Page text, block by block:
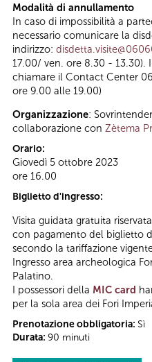
Modalità di annullamento
In caso di impossibilità a
necessario comunicare la
indirizzo:
17.00/ ven. ore 8.30 - 13.30).
chiamare il Contact Center
ore 9.00 alle 19.00)
Organizzazione:
collaborazione con Zètema
Orario:
Giovedì 5 ottobre 2023
ore 16.00
Biglietto d'ingresso:
Visita guidata gratuita
con pagamento del biglietto
secondo la tariffazione
Ingresso area archeologica
Palatino.
I possessori della MIC card
per la sola area dei Fori
Prenotazione obbligatoria: Sì
Durata: 90 minuti